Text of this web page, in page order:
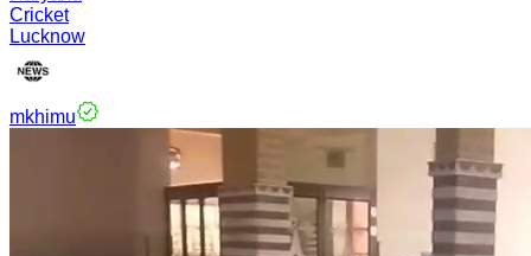
Cricket
Lucknow
mkhimu